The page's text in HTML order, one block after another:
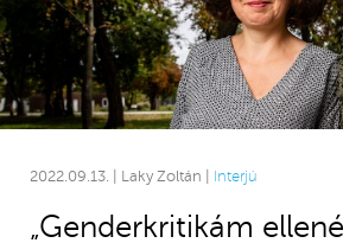
2022.09.13. | Laky Zoltán | Interjú
„Genderkritikám